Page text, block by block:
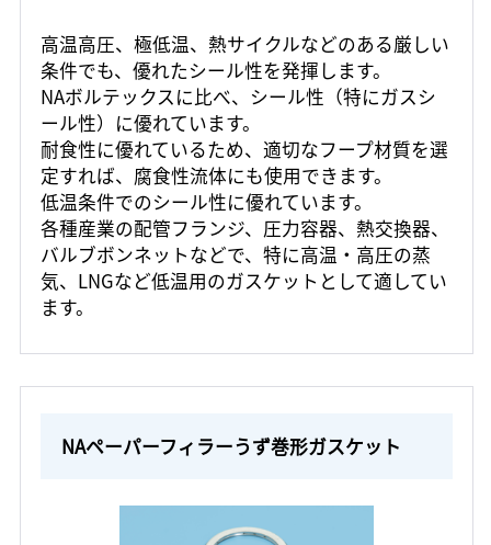
高温高圧、極低温、熱サイクルなどのある厳しい
条件でも、優れたシール性を発揮します。
NAボルテックスに比べ、シール性（特にガスシ
ール性）に優れています。
耐食性に優れているため、適切なフープ材質を選
定すれば、腐食性流体にも使用できます。
低温条件でのシール性に優れています。
各種産業の配管フランジ、圧力容器、熱交換器、
バルブボンネットなどで、特に高温・高圧の蒸
気、LNGなど低温用のガスケットとして適してい
ます。
NAペーパーフィラーうず巻形ガスケット